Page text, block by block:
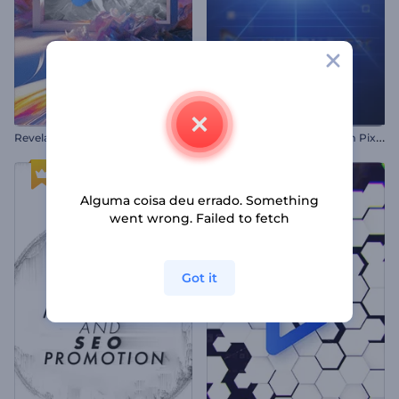
R
evelação de Logo Tech em Pixels
Alguma coisa deu errado. Something
went wrong. Failed to fetch
Got it